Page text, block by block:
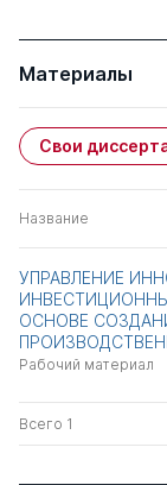
Материалы
Свои
Название
УПРАВЛЕНИЕ
ОСНОВЕ
Рабочий материал
Всего 1